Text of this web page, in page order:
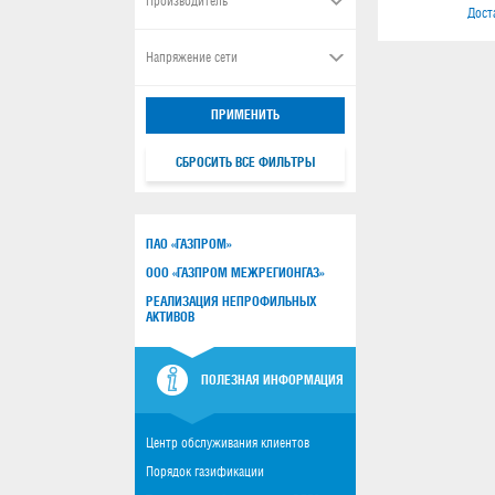
Напряжение сети
ПРИМЕНИТЬ
СБРОСИТЬ ВСЕ ФИЛЬТРЫ
ПАО «ГАЗПРОМ»
ООО «ГАЗПРОМ МЕЖРЕГИОНГАЗ»
РЕАЛИЗАЦИЯ НЕПРОФИЛЬНЫХ
АКТИВОВ
ПОЛЕЗНАЯ ИНФОРМАЦИЯ
Центр обслуживания клиентов
Порядок газификации